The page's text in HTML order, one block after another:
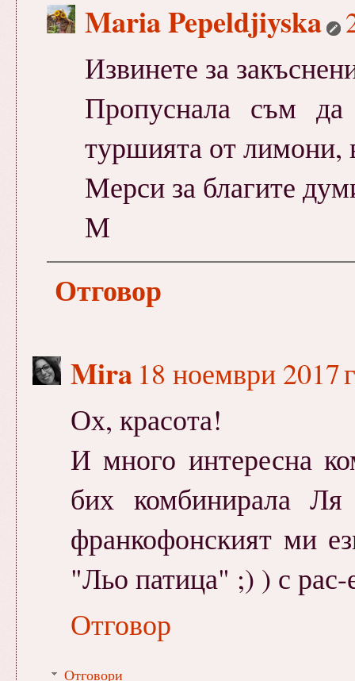
Maria Pepeldjiyska
Извинете за
Пропуснала съм
туршията от лимони,
Мерси за благите
М
Отговор
Mira 18 ноември 2017
Ох, красота!
И много интересна
бих комбинирала
франкофонският ми
"Льо патица" ;) ) с рас-
Отговор
Отговори